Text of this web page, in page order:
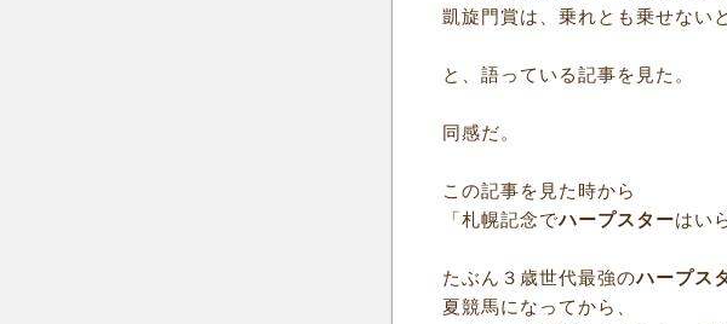
凱旋門賞は、乗れとも乗せない
と、語っている記事を見た。
同感だ。
この記事を見た時から
「札幌記念でハープスターはい
たぶん３歳世代最強のハープス
夏競馬になってから、